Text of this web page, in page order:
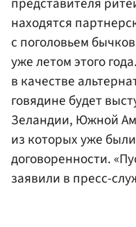
находятся
с поголовьем
уже летом этого
в качестве
говядине будет
Зеландии, Южной
из которых уже
договоренности.
заявили в пресс-